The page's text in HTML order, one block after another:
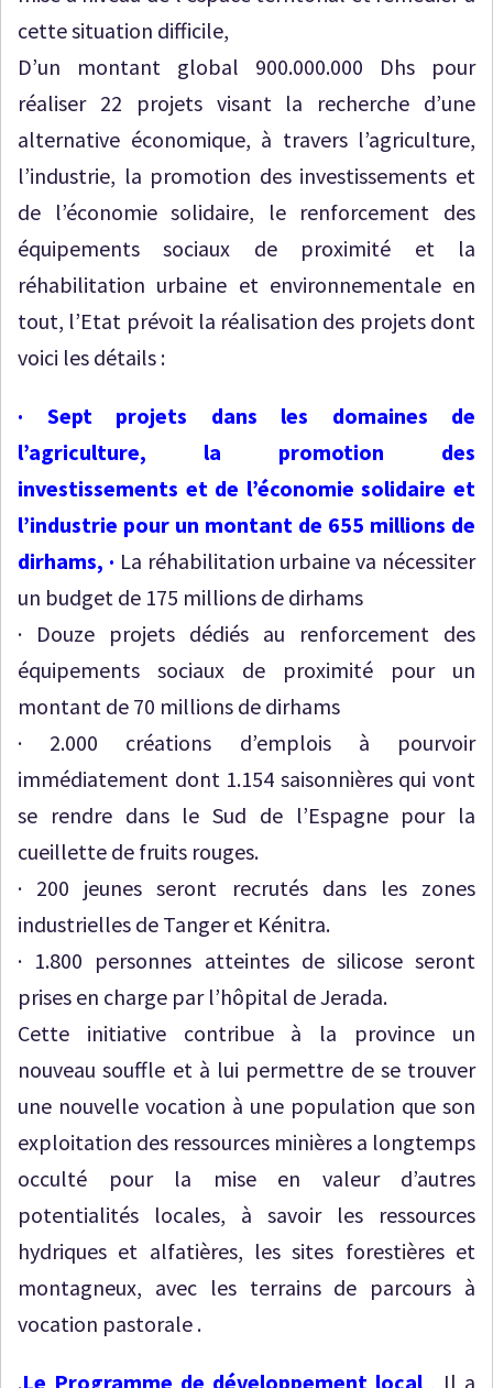
cette situation difficile,
D’un montant global 900.000.000 Dhs pour
réaliser 22 projets visant la recherche d’une
alternative économique, à travers l’agriculture,
l’industrie, la promotion des investissements et
de l’économie solidaire, le renforcement des
équipements sociaux de proximité et la
réhabilitation urbaine et environnementale en
tout, l’Etat prévoit la réalisation des projets dont
voici les détails :
· Sept projets dans les domaines de
l’agriculture, la promotion des
investissements et de l’économie solidaire et
l’industrie pour un montant de 655 millions de
dirhams, · La réhabilitation urbaine va nécessiter
un budget de 175 millions de dirhams
· Douze projets dédiés au renforcement des
équipements sociaux de proximité pour un
montant de 70 millions de dirhams
· 2.000 créations d’emplois à pourvoir
immédiatement dont 1.154 saisonnières qui vont
se rendre dans le Sud de l’Espagne pour la
cueillette de fruits rouges.
· 200 jeunes seront recrutés dans les zones
industrielles de Tanger et Kénitra.
· 1.800 personnes atteintes de silicose seront
prises en charge par l’hôpital de Jerada.
Cette initiative contribue à la province un
nouveau souffle et à lui permettre de se trouver
une nouvelle vocation à une population que son
exploitation des ressources minières a longtemps
occulté pour la mise en valeur d’autres
potentialités locales, à savoir les ressources
hydriques et alfatières, les sites forestières et
montagneux, avec les terrains de parcours à
vocation pastorale .
.Le Programme de développement local , Il a